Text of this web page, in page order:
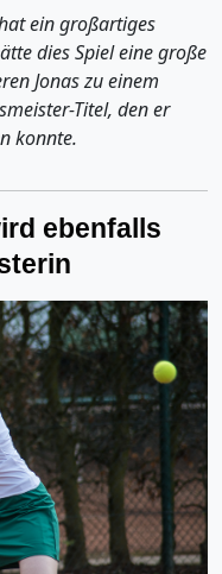
ein großartiges
dies Spiel eine große
Jonas zu einem
Titel, den er
konnte.
ebenfalls